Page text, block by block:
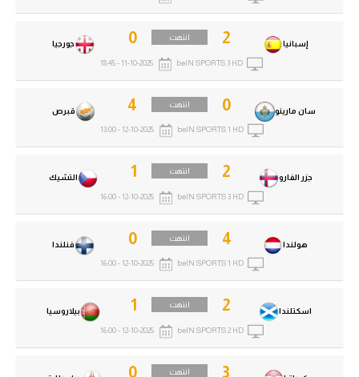
3 انتهت 0
اسكتلندا 2 انتهت
بيلاروسيا 1
beIN SPORTS 2 HD
12-10-2025 - 16:00
هولندا 4 انتهت
فنلندا 0
beIN SPORTS 1 HD
12-10-2025 - 16:00
جزر الفارو 2 انتهت
التشيك 1
beIN SPORTS 3 HD
12-10-2025 - 16:00
سان مارينو 0 انتهت
قبرص 4
beIN SPORTS 1 HD
12-10-2025 - 13:00
إسبانيا 2 انتهت
جورجيا 0
beIN SPORTS 3 HD
11-10-2025 - 18:45